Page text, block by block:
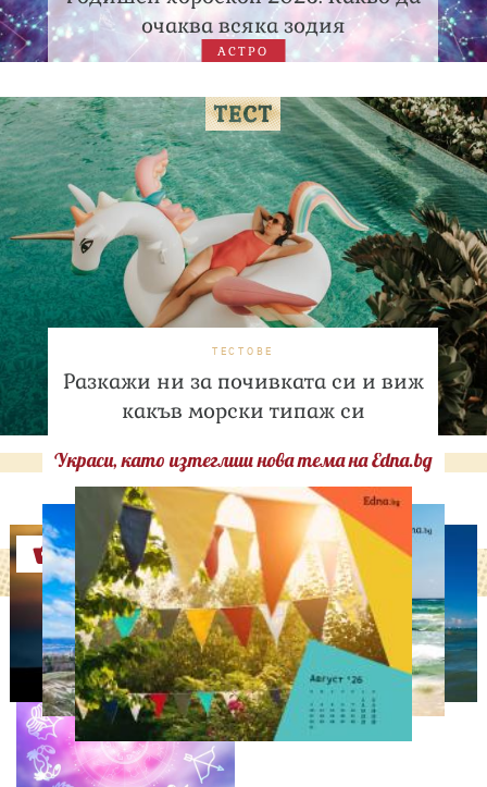
очаква всяка зодия
АСТРО
ТЕСТОВЕ
Разкажи ни за почивката си и виж
какъв морски типаж си
Украси, като изтеглиш нова тема на Edna.bg
Оферти
АСТРОЛОГИЯ
Дневен хороскоп за 7
август, петък